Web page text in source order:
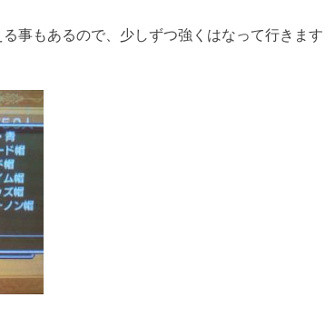
事もあるので、少しずつ強くはなって行きます